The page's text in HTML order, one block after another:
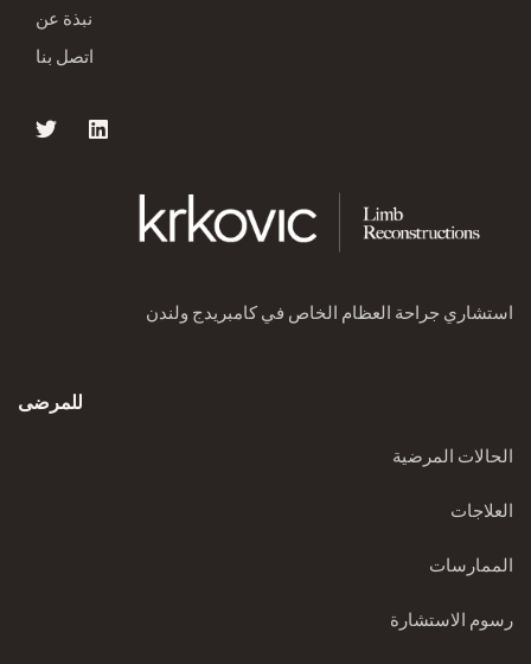
نبذة عن
اتصل بنا
استشاري جراحة العظام الخاص في كامبريدج ولندن
للمرضى
الحالات المرضية
العلاجات
الممارسات
رسوم الاستشارة